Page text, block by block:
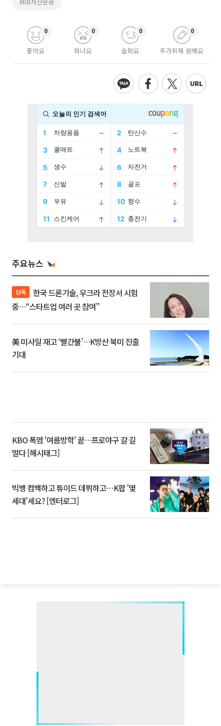
좋아요
0
화나요
0
슬퍼요
0
추가취재 원해요
0
주요뉴스
단독
중…“스타트업 여러 곳 참여”
美 미사일 재고 ‘빨간불’…K방산 북미 진출
기대
KBO 폭염 '여름방학' 끝…프로야구 갈 길
멀다 [해시태그]
빅뱅 컴백하고 튜이드 데뷔하고⋯K팝 '몇
세대'세요? [엔터로그]